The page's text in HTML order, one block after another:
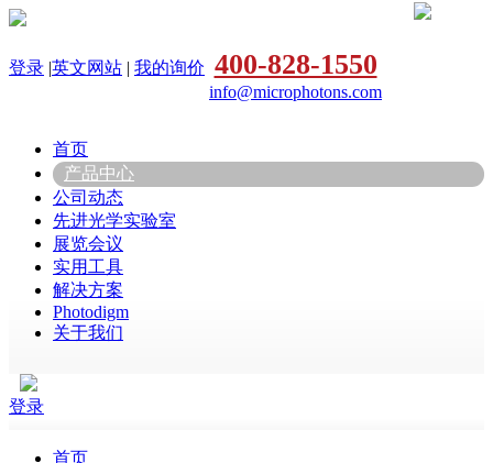
登录 |英文网站 | 我的询价 400-828-1550
info@microphotons.com
首页
产品中心
公司动态
先进光学实验室
展览会议
实用工具
解决方案
Photodigm
关于我们
登录
首页